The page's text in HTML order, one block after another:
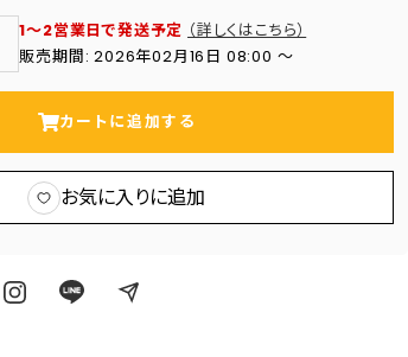
1～2営業日で発送予定 （詳しくはこちら）
販売期間: 2026年02月16日 08:00 〜
カートに追加する
お気に入りに追加